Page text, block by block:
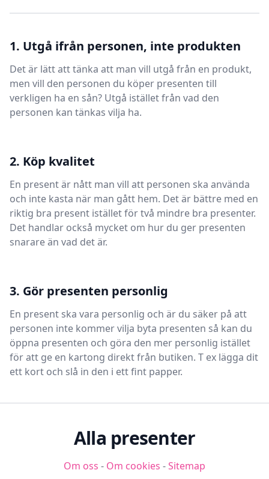
1. Utgå ifrån personen, inte produkten
Det är lätt att tänka att man vill utgå från en produkt,
men vill den personen du köper presenten till
verkligen ha en sån? Utgå istället från vad den
personen kan tänkas vilja ha.
2. Köp kvalitet
En present är nått man vill att personen ska använda
och inte kasta när man gått hem. Det är bättre med en
riktig bra present istället för två mindre bra presenter.
Det handlar också mycket om hur du ger presenten
snarare än vad det är.
3. Gör presenten personlig
En present ska vara personlig och är du säker på att
personen inte kommer vilja byta presenten så kan du
öppna presenten och göra den mer personlig istället
för att ge en kartong direkt från butiken. T ex lägga dit
ett kort och slå in den i ett fint papper.
Alla presenter
Om oss - Om cookies -Sitemap